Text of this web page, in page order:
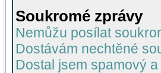
Soukromé zprávy
Nemůžu posílat
Dostávám nechtěné
Dostal jsem spamový